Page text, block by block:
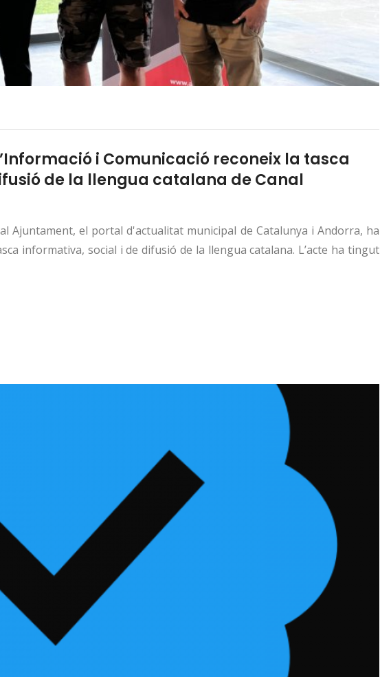
i Comunicació reconeix la tasca
de la llengua catalana de Canal
Ajuntament, el portal d'actualitat municipal de Catalunya i Andorra, ha
informativa, social i de difusió de la llengua catalana. L’acte ha tingut